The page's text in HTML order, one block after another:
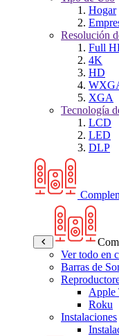
Hogar
Resolución
Full
4K
HD
XGA
Tecnología
LCD
LED
DLP
Ver todo en
Barras de
Apple
Roku
Instalaciones